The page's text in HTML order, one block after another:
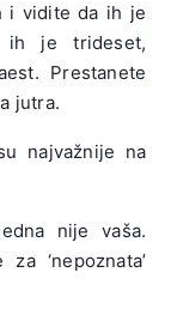
i vidite da ih je
ih je trideset,
Prestanete
jutra.
najvažnije na
nije vaša.
‘nepoznata’